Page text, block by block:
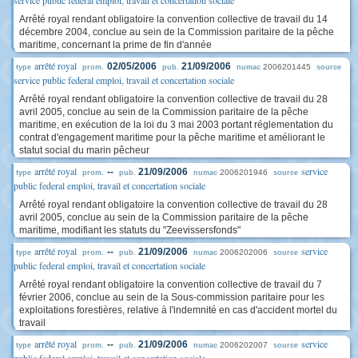
Arrêté royal rendant obligatoire la convention collective de travail du 14
décembre 2004, conclue au sein de la Commission paritaire de la pêche
maritime, concernant la prime de fin d'année
type arrêté royal prom. 02/05/2006 pub. 21/09/2006 numac 2006201445 source
service public federal emploi, travail et concertation sociale
Arrêté royal rendant obligatoire la convention collective de travail du 28
avril 2005, conclue au sein de la Commission paritaire de la pêche
maritime, en exécution de la loi du 3 mai 2003 portant réglementation du
contrat d'engagement maritime pour la pêche maritime et améliorant le
statut social du marin pêcheur
type arrêté royal prom. -- pub. 21/09/2006 numac 2006201946 source service
public federal emploi, travail et concertation sociale
Arrêté royal rendant obligatoire la convention collective de travail du 28
avril 2005, conclue au sein de la Commission paritaire de la pêche
maritime, modifiant les statuts du "Zeevissersfonds"
type arrêté royal prom. -- pub. 21/09/2006 numac 2006202006 source service
public federal emploi, travail et concertation sociale
Arrêté royal rendant obligatoire la convention collective de travail du 7
février 2006, conclue au sein de la Sous-commission paritaire pour les
exploitations forestières, relative à l'indemnité en cas d'accident mortel du
travail
type arrêté royal prom. -- pub. 21/09/2006 numac 2006202007 source service